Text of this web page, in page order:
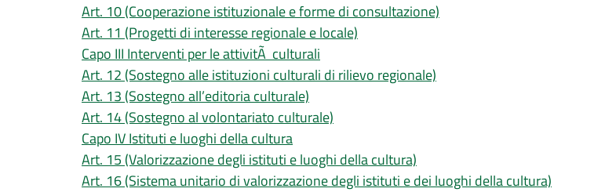
Art. 10 (Cooperazione istituzionale e forme di consultazione)
Art. 11 (Progetti di interesse regionale e locale)
Capo III Interventi per le attivitÃ culturali
Art. 12 (Sostegno alle istituzioni culturali di rilievo regionale)
Art. 13 (Sostegno all’editoria culturale)
Art. 14 (Sostegno al volontariato culturale)
Capo IV Istituti e luoghi della cultura
Art. 15 (Valorizzazione degli istituti e luoghi della cultura)
Art. 16 (Sistema unitario di valorizzazione degli istituti e dei luoghi della cultura)